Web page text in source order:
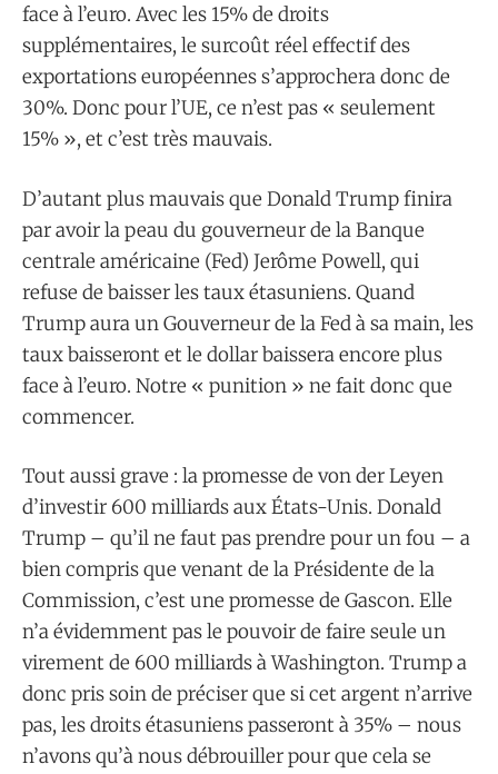
face à l’euro. Avec les 15% de droits
supplémentaires, le surcoût réel effectif des
exportations européennes s’approchera donc de
30%. Donc pour l’UE, ce n’est pas « seulement
15% », et c’est très mauvais.
D’autant plus mauvais que Donald Trump finira
par avoir la peau du gouverneur de la Banque
centrale américaine (Fed) Jerôme Powell, qui
refuse de baisser les taux étasuniens. Quand
Trump aura un Gouverneur de la Fed à sa main, les
taux baisseront et le dollar baissera encore plus
face à l’euro. Notre « punition » ne fait donc que
commencer.
Tout aussi grave : la promesse de von der Leyen
d’investir 600 milliards aux États-Unis. Donald
Trump – qu’il ne faut pas prendre pour un fou – a
bien compris que venant de la Présidente de la
Commission, c’est une promesse de Gascon. Elle
n’a évidemment pas le pouvoir de faire seule un
virement de 600 milliards à Washington. Trump a
donc pris soin de préciser que si cet argent n’arrive
pas, les droits étasuniens passeront à 35% – nous
n’avons qu’à nous débrouiller pour que cela se